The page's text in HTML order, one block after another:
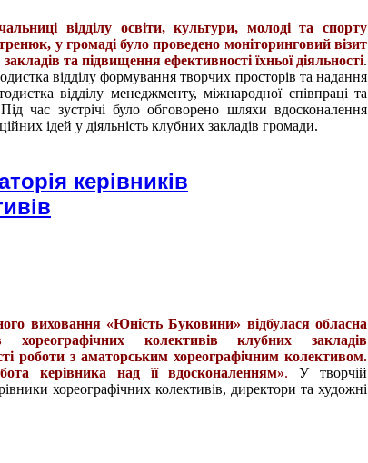
відділу освіти, культури, молоді та спорту
у громаді було проведено моніторинговий візит
та підвищення ефективності їхньої діяльності.
відділу формування творчих просторів та надання
відділу менеджменту, міжнародної співпраці та
час зустрічі було обговорено шляхи вдосконалення
ідей у діяльність клубних закладів громади.
керівників
виховання «Юність Буковини» відбулася обласна
хореографічних колективів клубних закладів
роботи з аматорським хореографічним колективом.
керівника над її вдосконаленням».У творчій
хореографічних колективів, директори та художні